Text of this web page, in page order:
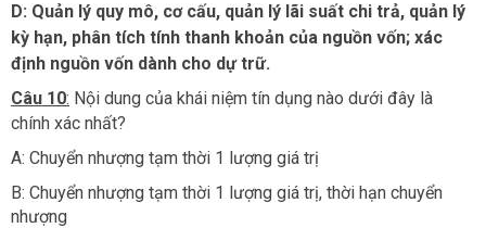
D: Quản lý quy mô, cơ cấu, quản lý lãi suất chi trả, quản lý
kỳ hạn, phân tích tính thanh khoản của nguồn vốn; xác
định nguồn vốn dành cho dự trữ.
Câu 10: Nội dung của khái niệm tín dụng nào dưới đây là
chính xác nhất?
A: Chuyển nhượng tạm thời 1 lượng giá trị
B: Chuyển nhượng tạm thời 1 lượng giá trị, thời hạn chuyển
nhượng